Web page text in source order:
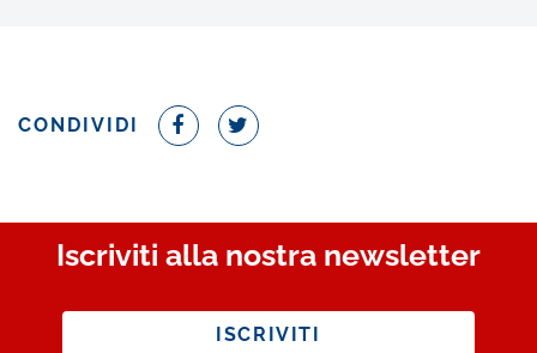
CONDIVIDI
Iscriviti alla nostra newsletter
ISCRIVITI